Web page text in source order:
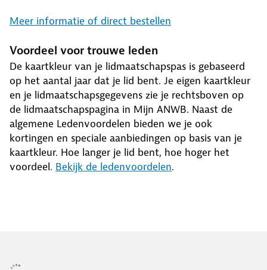
Meer informatie of direct bestellen
Voordeel voor trouwe leden
De kaartkleur van je lidmaatschapspas is gebaseerd
op het aantal jaar dat je lid bent. Je eigen kaartkleur
en je lidmaatschapsgegevens zie je rechtsboven op
de lidmaatschapspagina in Mijn ANWB. Naast de
algemene Ledenvoordelen bieden we je ook
kortingen en speciale aanbiedingen op basis van je
kaartkleur. Hoe langer je lid bent, hoe hoger het
voordeel. Bekijk de ledenvoordelen.